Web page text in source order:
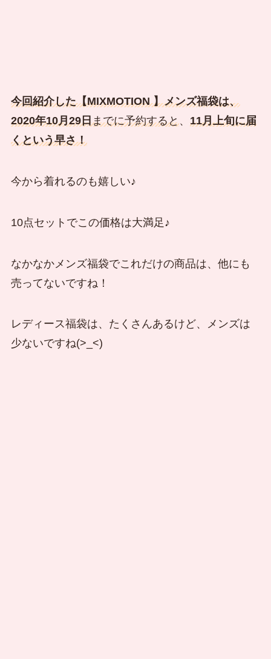
今回紹介した【MIXMOTION 】メンズ福袋は、
2020年10月29日までに予約すると、 11月上旬に届
くという早さ！
今から着れるのも嬉しい♪
10点セットでこの価格は大満足♪
なかなかメンズ福袋でこれだけの商品は、他にも
売ってないですね！
レディース福袋は、たくさんあるけど、メンズは
少ないですね(>_<)